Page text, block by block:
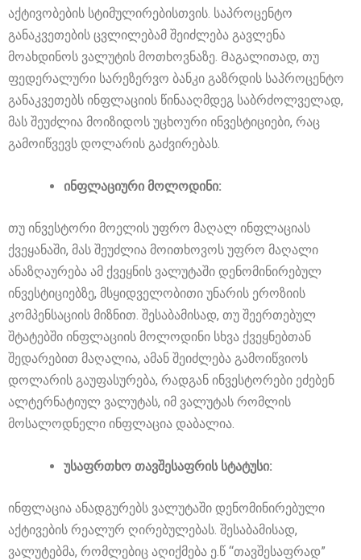
აქტივობების სტიმულირებისთვის. საპროცენტო
განაკვეთების ცვლილებამ შეიძლება გავლენა
მოახდინოს ვალუტის მოთხოვნაზე. Მაგალითად, თუ
ფედერალური სარეზერვო ბანკი გაზრდის საპროცენტო
განაკვეთებს ინფლაციის წინააღმდეგ საბრძოლველად,
მას შეუძლია მოიზიდოს უცხოური ინვესტიციები, რაც
გამოიწვევს დოლარის გაძვირებას.
ინფლაციური მოლოდინი:
თუ ინვესტორი მოელის უფრო მაღალ ინფლაციას
ქვეყანაში, მას შეუძლია მოითხოვოს უფრო მაღალი
ანაზღაურება ამ ქვეყნის ვალუტაში დენომინირებულ
ინვესტიციებზე, მსყიდველობითი უნარის ეროზიის
კომპენსაციის მიზნით. შესაბამისად, თუ შეერთებულ
შტატებში ინფლაციის მოლოდინი სხვა ქვეყნებთან
შედარებით მაღალია, ამან შეიძლება გამოიწვიოს
დოლარის გაუფასურება, რადგან ინვესტორები ეძებენ
ალტერნატიულ ვალუტას, იმ ვალუტას რომლის
მოსალოდნელი ინფლაცია დაბალია.
უსაფრთხო თავშესაფრის სტატუსი:
ინფლაცია ანადგურებს ვალუტაში დენომინირებული
აქტივების რეალურ ღირებულებას. შესაბამისად,
ვალუტებმა, რომლებიც აღიქმება ე.წ “თავშესაფრად”